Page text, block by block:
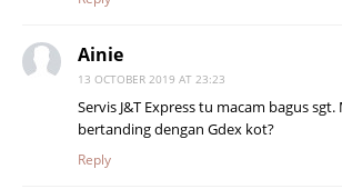
Ainie
13 OCTOBER 2019 AT 23:23
Servis J&T Express tu macam bagus
bertanding dengan Gdex kot?
Reply